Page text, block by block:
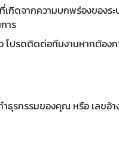
กิดจากความบกพร่องของร
าร
ปรดติดต่อทีมงานหากต้องก
ำธุรกรรมของคุณ หรือ เลข